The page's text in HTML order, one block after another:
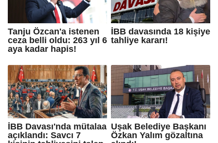
Tanju Özcan'a istenen
ceza belli oldu: 263 yıl 6
aya kadar hapis!
İBB davasında 18 kişiye
tahliye kararı!
İBB Davası'nda mütalaa
açıklandı: Savcı 7
Uşak Belediye Başkanı
Özkan Yalım gözaltına